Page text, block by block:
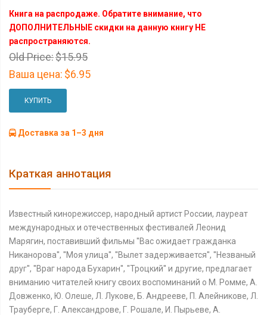
Книга на распродаже. Обратите внимание, что
ДОПОЛНИТЕЛЬНЫЕ скидки на данную книгу НЕ
распространяются.
Old Price:$15.95
Ваша цена: $6.95
КУПИТЬ
Доставка за 1–3 дня
Краткая аннотация
Известный кинорежиссер, народный артист России, лауреат
международных и отечественных фестивалей Леонид
Марягин, поставивший фильмы ''Вас ожидает гражданка
Никанорова'', ''Моя улица'', ''Вылет задерживается'', ''Незваный
друг'', ''Враг народа Бухарин'', ''Троцкий'' и другие, предлагает
вниманию читателей книгу своих воспоминаний о М. Ромме, А.
Довженко, Ю. Олеше, Л. Лукове, Б. Андрееве, П. Алейникове, Л.
Трауберге, Г. Александрове, Г. Рошале, И. Пырьеве, А.